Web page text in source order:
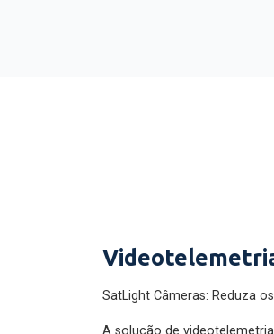
SatLight Câmeras: Reduza
A solução de